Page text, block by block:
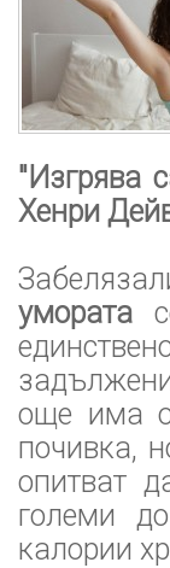
"Изгрява
Хенри
умората
още има
почивка,
опитват
големи
калории